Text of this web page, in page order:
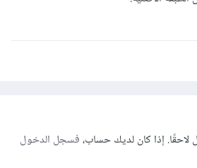
إذا كان لديك حساب،فسجل الدخول